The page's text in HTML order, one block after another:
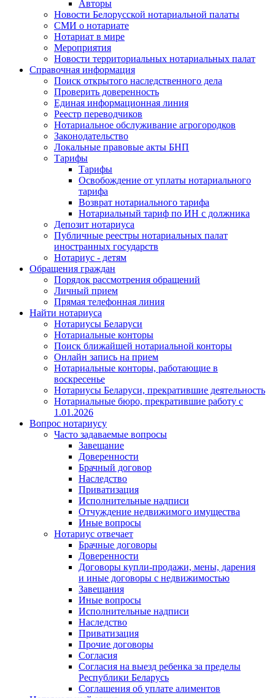
Авторы
Новости Белорусской нотариальной палаты
СМИ о нотариате
Нотариат в мире
Мероприятия
Новости территориальных нотариальных палат
Справочная информация
Поиск открытого наследственного дела
Проверить доверенность
Единая информационная линия
Реестр переводчиков
Нотариальное обслуживание агрогородков
Законодательство
Локальные правовые акты БНП
Тарифы
Тарифы
Освобождение от уплаты нотариального
тарифа
Возврат нотариального тарифа
Нотариальный тариф по ИН с должника
Депозит нотариуса
Публичные реестры нотариальных палат
иностранных государств
Нотариус - детям
Обращения граждан
Порядок рассмотрения обращений
Личный прием
Прямая телефонная линия
Найти нотариуса
Нотариусы Беларуси
Нотариальные конторы
Поиск ближайшей нотариальной конторы
Онлайн запись на прием
Нотариальные конторы, работающие в
воскресенье
Нотариусы Беларуси, прекратившие деятельность
Нотариальные бюро, прекратившие работу с
1.01.2026
Вопрос нотариусу
Часто задаваемые вопросы
Завещание
Доверенности
Брачный договор
Наследство
Приватизация
Исполнительные надписи
Отчуждение недвижимого имущества
Иные вопросы
Нотариус отвечает
Брачные договоры
Доверенности
Договоры купли-продажи, мены, дарения
и иные договоры с недвижимостью
Завещания
Иные вопросы
Исполнительные надписи
Наследство
Приватизация
Прочие договоры
Согласия
Согласия на выезд ребенка за пределы
Республики Беларусь
Соглашения об уплате алиментов